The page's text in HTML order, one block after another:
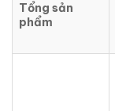
Tổng sản
phẩm